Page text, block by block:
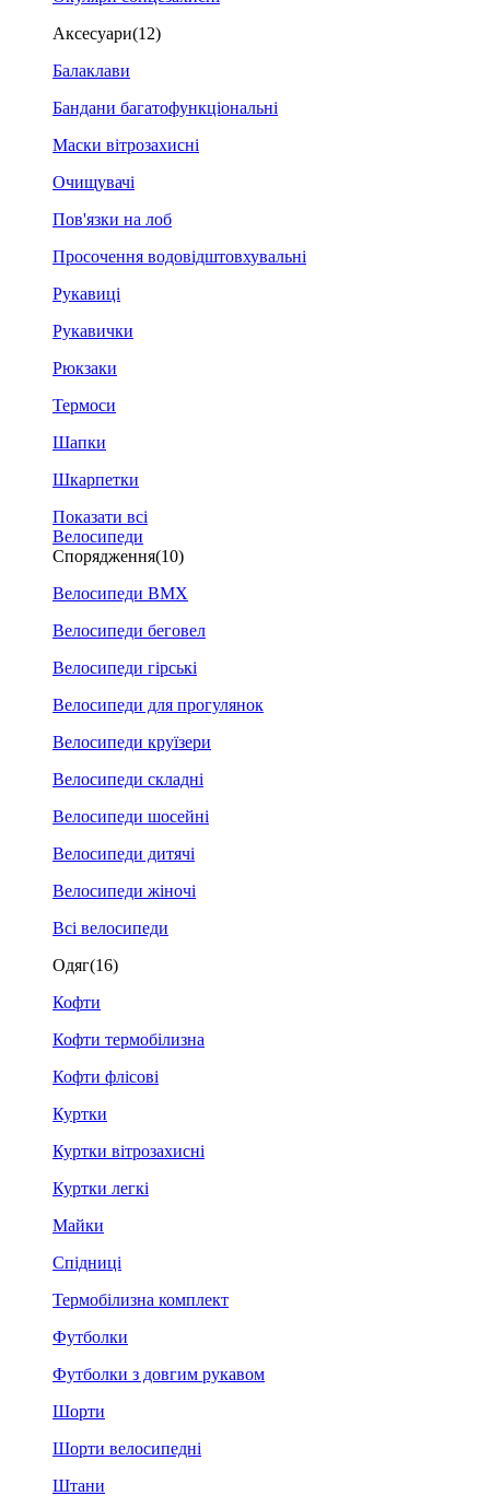
Аксесуари(12)
Балаклави
Бандани багатофункціональні
Маски вітрозахисні
Очищувачі
Пов'язки на лоб
Просочення водовідштовхувальні
Рукавиці
Рукавички
Рюкзаки
Термоси
Шапки
Шкарпетки
Показати всі
Велосипеди
Спорядження(10)
Велосипеди BMX
Велосипеди беговел
Велосипеди гірські
Велосипеди для прогулянок
Велосипеди круїзери
Велосипеди складні
Велосипеди шосейні
Велосипеди дитячі
Велосипеди жіночі
Всі велосипеди
Одяг(16)
Кофти
Кофти термобілизна
Кофти флісові
Куртки
Куртки вітрозахисні
Куртки легкі
Майки
Спідниці
Термобілизна комплект
Футболки
Футболки з довгим рукавом
Шорти
Шорти велосипедні
Штани